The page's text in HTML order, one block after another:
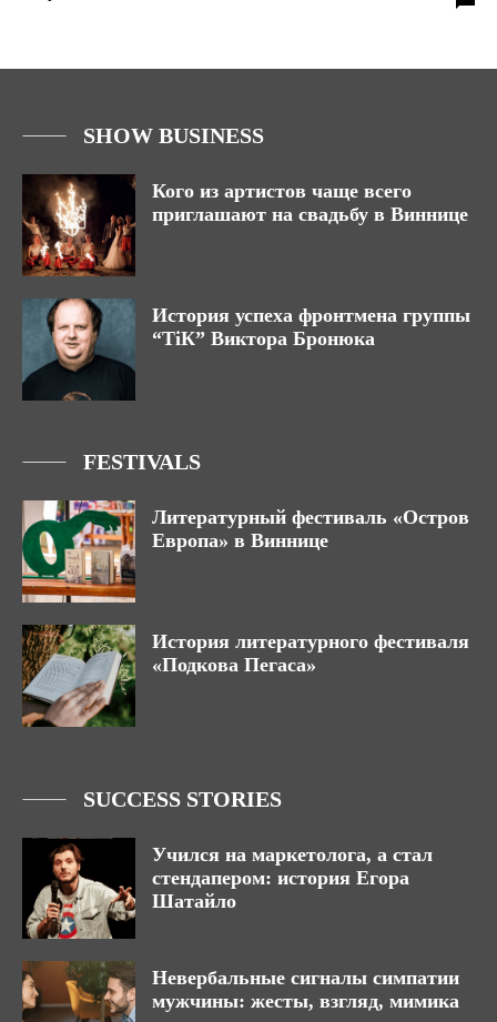
SHOW BUSINESS
Кого из артистов чаще всего
приглашают на свадьбу в Виннице
История успеха фронтмена группы
“ТіК” Виктора Бронюка
FESTIVALS
Литературный фестиваль «Остров
Европа» в Виннице
История литературного фестиваля
«Подкова Пегаса»
SUCCESS STORIES
Учился на маркетолога, а стал
стендапером: история Егора
Шатайло
Невербальные сигналы симпатии
мужчины: жесты, взгляд, мимика